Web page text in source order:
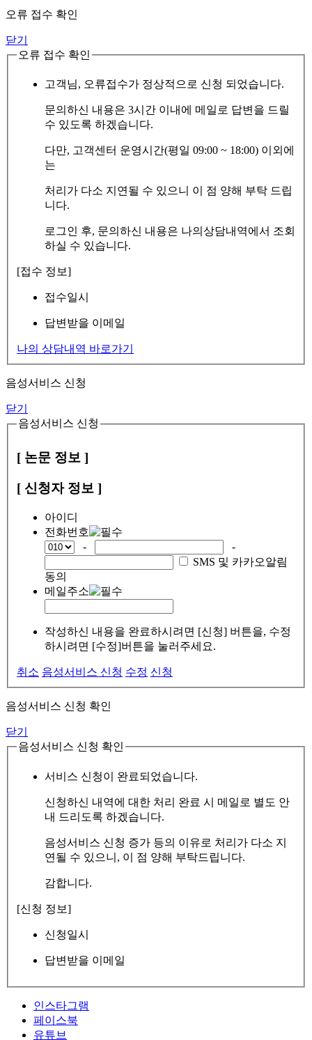
오류 접수 확인
닫기
오류 접수 확인
고객님, 오류접수가 정상적으로 신청 되었습니다.
문의하신 내용은 3시간 이내에 메일로 답변을 드릴
수 있도록 하겠습니다.
다만, 고객센터 운영시간(평일 09:00 ~ 18:00) 이외에
는
처리가 다소 지연될 수 있으니 이 점 양해 부탁 드립
니다.
로그인 후, 문의하신 내용은 나의상담내역에서 조회
하실 수 있습니다.
[접수 정보]
접수일시
답변받을 이메일
나의 상담내역 바로가기
음성서비스 신청
닫기
음성서비스 신청
[ 논문 정보 ]
[ 신청자 정보 ]
아이디
전화번호
-
-
SMS 및 카카오알림
동의
메일주소
작성하신 내용을 완료하시려면 [신청] 버튼을, 수정
하시려면 [수정]버튼을 눌러주세요.
취소 음성서비스 신청 수정 신청
음성서비스 신청 확인
닫기
음성서비스 신청 확인
서비스 신청이 완료되었습니다.
신청하신 내역에 대한 처리 완료 시 메일로 별도 안
내 드리도록 하겠습니다.
음성서비스 신청 증가 등의 이유로 처리가 다소 지
연될 수 있으니, 이 점 양해 부탁드립니다.
감합니다.
[신청 정보]
신청일시
답변받을 이메일
인스타그램
페이스북
유튜브